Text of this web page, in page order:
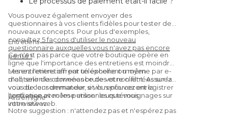
Étaient-ils satisfaits du produit/service ?
Vous recommanderaient-ils à un ami ?
(Oui, c'est uneNet Promoter Score
question.)
Vous pouvez également envoyer des
questionnaires à vos clients fidèles pour tester de
nouveaux concepts. Pour plus d'exemples,
consultez5 façons d'utiliser le nouveau
questionnaire auxquelles vous n'avez pas encore
pensé !.
Entretiens
Ce n'est pas parce que votre boutique opère en
ligne que l'importance des entretiens est moindre.
Les entretiens offrent un excellent moyen
d'obtenir des données brutes et non filtrées sur la
voix du consommateur, et ils renforceront la
confiance avec les personnes que vous
interviewez.
Menez l'entretien par téléphone ou même par e-
mail, selon la convenance de votre client. Assurez-
vous de leur demander si vous pouvez enregistrer
l'entretien et même utiliser leurs témoignages sur
votre site web.
Avis en ligne
Notre suggestion : n'attendez pas et n'espérez pas